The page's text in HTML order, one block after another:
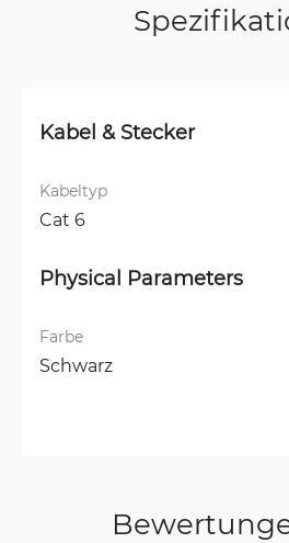
Kabel & Stecker
Kabeltyp
Cat 6
Physical Parameters
Farbe
Schwarz